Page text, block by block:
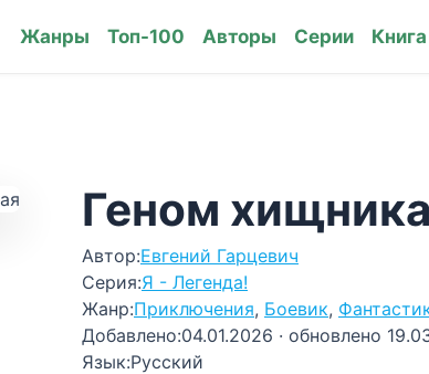
Жанры Топ-100 Авторы Серии
Геном
Автор:Евгений Гарцевич
Серия:Я - Легенда!
Жанр:Приключения, Боевик,
Добавлено:04.01.2026 · обновлено
Язык:Русский